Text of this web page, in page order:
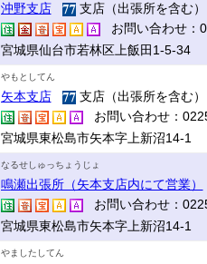
沖野支店
支店（出張所を含む
お問い合わせ：
宮城県仙台市若林区上飯田1-5-34
やもとしてん
矢本支店
支店（出張所を含む
お問い合わせ：
宮城県東松島市矢本字上新沼14-1
なるせしゅっちょうじょ
鳴瀬出張所（矢本支店内にて営業）
お問い合わせ：
宮城県東松島市矢本字上新沼14-1
やましたしてん